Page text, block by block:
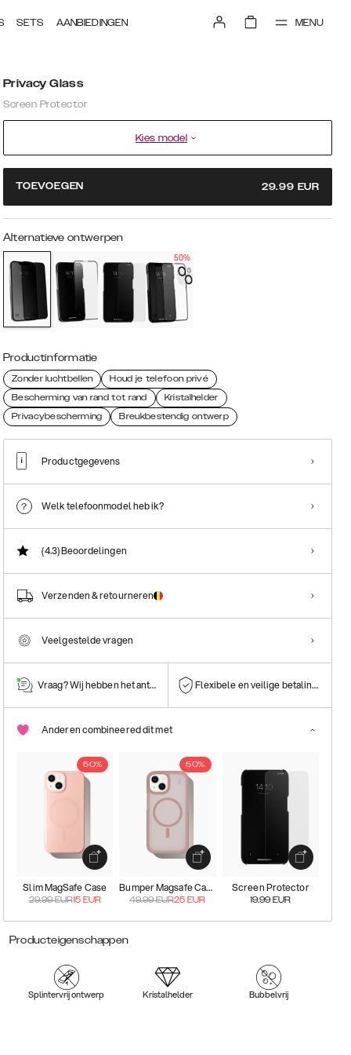
SETS AANBIEDINGEN MENU
Privacy Glass
Screen Protector
Kies model
TOEVOEGEN 29.99 EUR
Alternatieve ontwerpen
50%
Productinformatie
Zonder luchtbellen
Houd je telefoon privé
Bescherming van rand tot rand
Kristalhelder
Privacybescherming
Breukbestendig ontwerp
Productgegevens
Welk telefoonmodel heb ik?
(4.3)Beoordelingen
Verzenden & retourneren
Veelgestelde vragen
Vraag? Wij hebben het antwoord! Flexibele en veilige betalingen
Anderen combineered dit met
50%
Slim MagSafe Case
29.99EUR15 EUR
50%
Bumper Magsafe Case
49.99EUR25 EUR
Screen Protector
19.99 EUR
Producteigenschappen
Splintervrij ontwerp Kristalhelder Bubbelvrij